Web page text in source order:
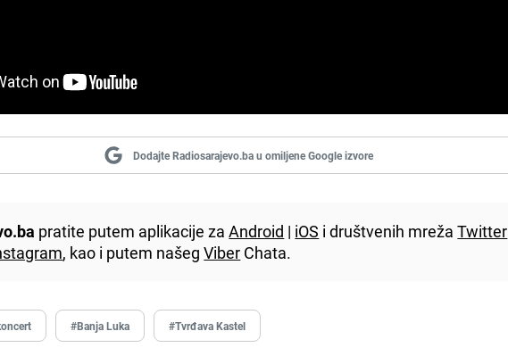
Dodajte Radiosarajevo.ba u omiljene Google izvore
pratite putem aplikacije zaAndroid | iOS i društvenih mrežaTwitter
, kao i putem našegViber Chata.
#Banja Luka #Tvrđava Kastel